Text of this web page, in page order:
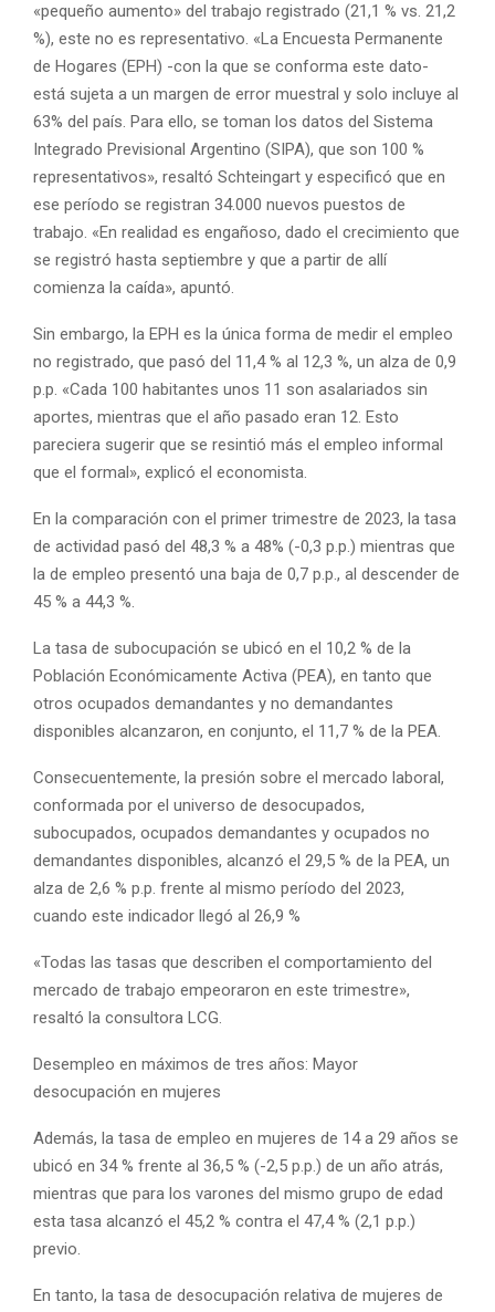
«pequeño aumento» del trabajo registrado (21,1 % vs. 21,2
%), este no es representativo. «La Encuesta Permanente
de Hogares (EPH) -con la que se conforma este dato-
está sujeta a un margen de error muestral y solo incluye al
63% del país. Para ello, se toman los datos del Sistema
Integrado Previsional Argentino (SIPA), que son 100 %
representativos», resaltó Schteingart y especificó que en
ese período se registran 34.000 nuevos puestos de
trabajo. «En realidad es engañoso, dado el crecimiento que
se registró hasta septiembre y que a partir de allí
comienza la caída», apuntó.
Sin embargo, la EPH es la única forma de medir el empleo
no registrado, que pasó del 11,4 % al 12,3 %, un alza de 0,9
p.p. «Cada 100 habitantes unos 11 son asalariados sin
aportes, mientras que el año pasado eran 12. Esto
pareciera sugerir que se resintió más el empleo informal
que el formal», explicó el economista.
En la comparación con el primer trimestre de 2023, la tasa
de actividad pasó del 48,3 % a 48% (-0,3 p.p.) mientras que
la de empleo presentó una baja de 0,7 p.p., al descender de
45 % a 44,3 %.
La tasa de subocupación se ubicó en el 10,2 % de la
Población Económicamente Activa (PEA), en tanto que
otros ocupados demandantes y no demandantes
disponibles alcanzaron, en conjunto, el 11,7 % de la PEA.
Consecuentemente, la presión sobre el mercado laboral,
conformada por el universo de desocupados,
subocupados, ocupados demandantes y ocupados no
demandantes disponibles, alcanzó el 29,5 % de la PEA, un
alza de 2,6 % p.p. frente al mismo período del 2023,
cuando este indicador llegó al 26,9 %
«Todas las tasas que describen el comportamiento del
mercado de trabajo empeoraron en este trimestre»,
resaltó la consultora LCG.
Desempleo en máximos de tres años: Mayor
desocupación en mujeres
Además, la tasa de empleo en mujeres de 14 a 29 años se
ubicó en 34 % frente al 36,5 % (-2,5 p.p.) de un año atrás,
mientras que para los varones del mismo grupo de edad
esta tasa alcanzó el 45,2 % contra el 47,4 % (2,1 p.p.)
previo.
En tanto, la tasa de desocupación relativa de mujeres de